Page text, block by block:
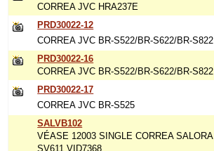
CORREA JVC HRA237E
PRD30022-12
CORREA JVC BR-S522/BR-S622/BR-S822
PRD30022-16
CORREA JVC BR-S522/BR-S622/BR-S822
PRD30022-17
CORREA JVC BR-S525
SALVB102
VÉASE 12003 SINGLE CORREA SALORA
SV611 VID7368